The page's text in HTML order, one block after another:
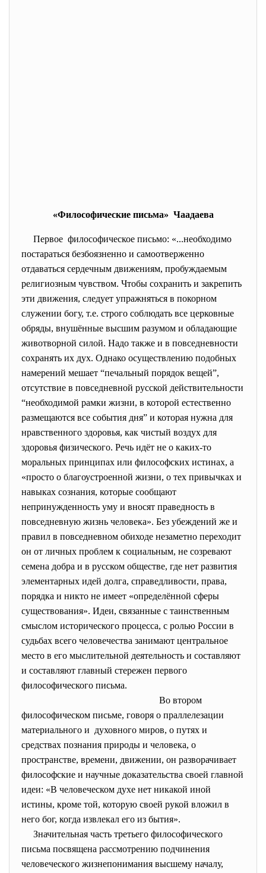
«Философические письма» Чаадаева
Первое философическое письмо: «...необходимо
постараться безбоязненно и самоотверженно
отдаваться сердечным движениям, пробуждаемым
религиозным чувством. Чтобы сохранить и закрепить
эти движения, следует упражняться в покорном
служении богу, т.е. строго соблюдать все церковные
обряды, внушённые высшим разумом и обладающие
животворной силой. Надо также и в повседневности
сохранять их дух. Однако осуществлению подобных
намерений мешает “печальный порядок вещей”,
отсутствие в повседневной русской действительности
“необходимой рамки жизни, в которой естественно
размещаются все события дня” и которая нужна для
нравственного здоровья, как чистый воздух для
здоровья физического. Речь идёт не о каких-то
моральных принципах или философских истинах, а
«просто о благоустроенной жизни, о тех привычках и
навыках сознания, которые сообщают
непринужденность уму и вносят праведность в
повседневную жизнь человека». Без убеждений же и
правил в повседневном обиходе незаметно переходит
он от личных проблем к социальным, не созревают
семена добра и в русском обществе, где нет развития
элементарных идей долга, справедливости, права,
порядка и никто не имеет «определённой сферы
существования». Идеи, связанные с таинственным
смыслом исторического процесса, с ролью России в
судьбах всего человечества занимают центральное
место в его мыслительной деятельность и составляют
и составляют главный стережен первого
философического письма.
Во втором
философическом письме, говоря о праллелезации
материального и духовного миров, о путях и
средствах познания природы и человека, о
пространстве, времени, движении, он разворачивает
философские и научные доказательства своей главной
идеи: «В человеческом духе нет никакой иной
истины, кроме той, которую своей рукой вложил в
него бог, когда извлекал его из бытия».
Значительная часть третьего философического
письма посвящена рассмотрению подчинения
человеческого жизнепонимания высшему началу,